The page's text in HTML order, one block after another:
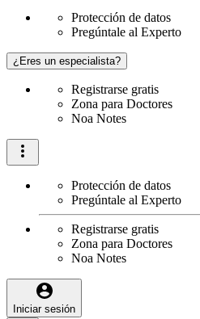
Protección de datos
Pregúntale al Experto
¿Eres un especialista?
Registrarse gratis
Zona para Doctores
Noa Notes
Protección de datos
Pregúntale al Experto
Registrarse gratis
Zona para Doctores
Noa Notes
Iniciar sesión